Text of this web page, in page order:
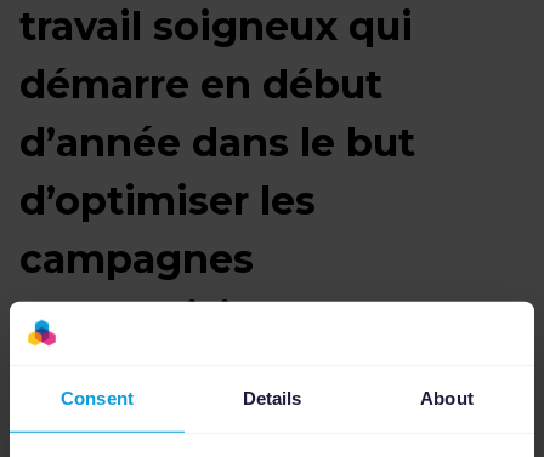
Consent Details About
travail soigneux qui
démarre en début
d’année dans le but
d’optimiser les
campagnes
d’advertising